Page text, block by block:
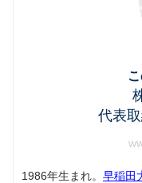
代表
1986年生まれ。 早稲田